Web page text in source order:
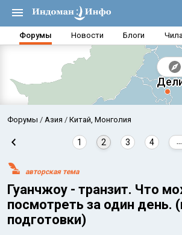
Форумы Новости Блоги
Форумы Азия Китай, Монголия
1 2 3 4
авторская тема
Гуанчжоу - транзит. Что
посмотреть за один день.
подготовки)